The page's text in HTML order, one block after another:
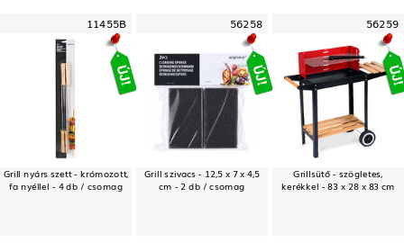
11455B
Grill nyárs szett - krómozott,
fa nyéllel - 4 db / csomag
56258
Grill szivacs - 12,5 x 7 x 4,5
cm - 2 db / csomag
56259
Grillsütő - szögletes,
kerékkel - 83 x 28 x 83 cm